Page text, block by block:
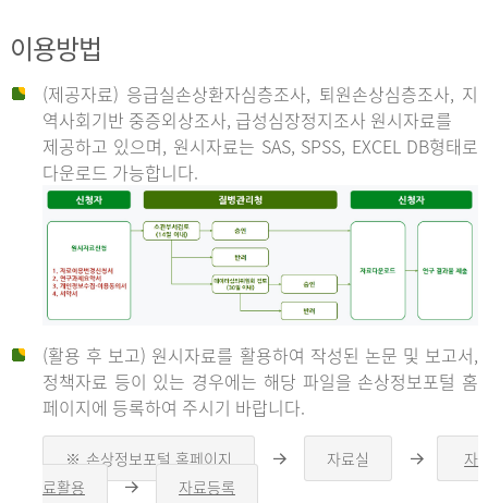
이용방법
(제공자료) 응급실손상환자심층조사, 퇴원손상심층조사, 지
역사회기반 중증외상조사, 급성심장정지조사 원시자료를
제공하고 있으며, 원시자료는 SAS, SPSS, EXCEL DB형태로
다운로드 가능합니다.
신
청
(활용 후 보고) 원시자료를 활용하여 작성된 논문 및 보고서,
정책자료 등이 있는 경우에는 해당 파일을 손상정보포털 홈
페이지에 등록하여 주시기 바랍니다.
※ 손상정보포털 홈페이지
른
자료실
른
자
료활용
자료등록